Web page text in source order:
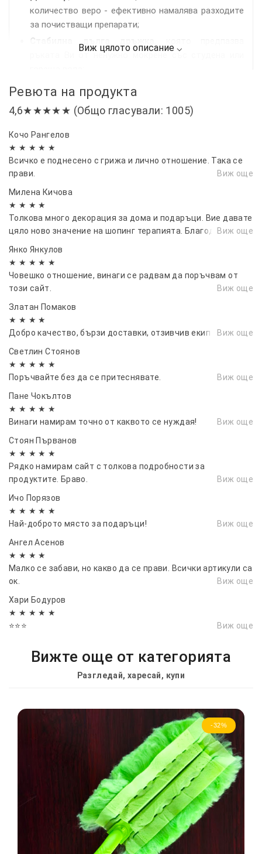
количество веро - ефективно намалява разходите
за почистващи препарати;
Стабилна дълга дръжка
ръката Ви от ненужно мокрене със студена или
Ревюта на продукта
4,6★★★★★ (Общо гласували: 1005)
Кочо Рангелов
★ ★ ★ ★ ★
Всичко е поднесено с грижа и лично отношение. Така се
прави.
Виж още
Милена Кичова
★ ★ ★ ★
Толкова много декорация за дома и подаръци. Вие давате
цяло ново значение на шопинг терапията. Благодаря Ви!
Виж още
Янко Янкулов
★ ★ ★ ★ ★
Човешко отношение, винаги се радвам да поръчвам от
този сайт.
Виж още
Златан Помаков
★ ★ ★ ★
Добро качество, бързи доставки, отзивчив екип
Виж още
Светлин Стоянов
★ ★ ★ ★ ★
Поръчвайте без да се притеснявате.
Виж още
Пане Чокълтов
★ ★ ★ ★ ★
Винаги намирам точно от каквото се нуждая!
Виж още
Стоян Първанов
★ ★ ★ ★ ★
Рядко намирам сайт с толкова подробности за
продуктите. Браво.
Виж още
Ичо Порязов
★ ★ ★ ★ ★
Най-доброто място за подаръци!
Виж още
Ангел Асенов
★ ★ ★ ★
Малко се забави, но какво да се прави. Всички артикули са
ок.
Виж още
Хари Бодуров
★ ★ ★ ★ ★
⭐⭐⭐
Виж още
Вижте още от категорията
Разгледай, харесай, купи
-32%